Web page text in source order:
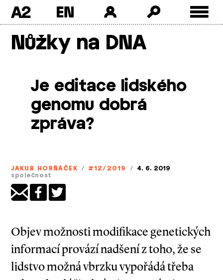
A2
Nůžky na DNA
Je editace lidského
genomu dobrá
zpráva?
JAKUB HORŇÁČEK / #12/2019 / 4. 6. 2019
společnost
Objev možnosti modifikace genetických
informací provází nadšení z toho, že se
lidstvo možná vbrzku vypořádá třeba